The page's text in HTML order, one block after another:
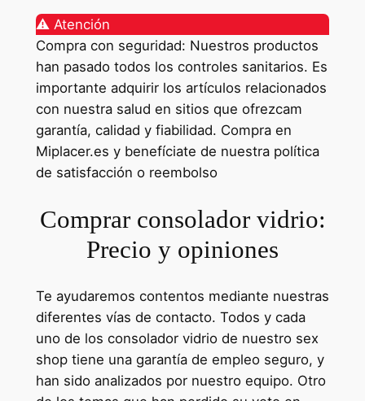
⚠️ Atención
Compra con seguridad: Nuestros productos
han pasado todos los controles sanitarios. Es
importante adquirir los artículos relacionados
con nuestra salud en sitios que ofrezcam
garantía, calidad y fiabilidad. Compra en
Miplacer.es y benefíciate de nuestra política
de satisfacción o reembolso
Comprar consolador vidrio:
Precio y opiniones
Te ayudaremos contentos mediante nuestras
diferentes vías de contacto. Todos y cada
uno de los consolador vidrio de nuestro sex
shop tiene una garantía de empleo seguro, y
han sido analizados por nuestro equipo. Otro